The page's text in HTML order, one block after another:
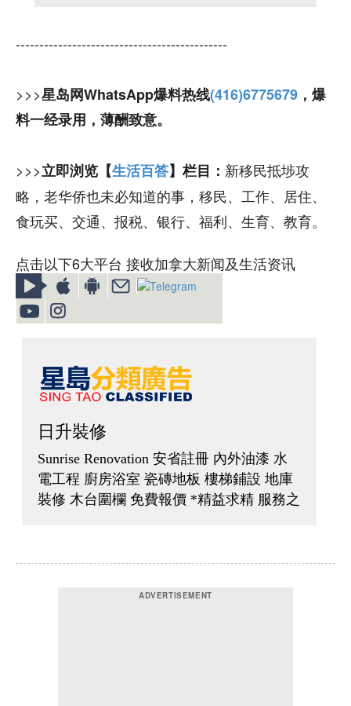
---------------------------------------------
>>>星岛网WhatsApp爆料热线(416)6775679 ，爆
料一经录用，薄酬致意。
>>>立即浏览【生活百答】栏目： 新移民抵埗攻
略，老华侨也未必知道的事，移民、工作、居住、
食玩买、交通、报税、银行、福利、生育、教育。
点击以下6大平台 接收加拿大新闻及生活资讯